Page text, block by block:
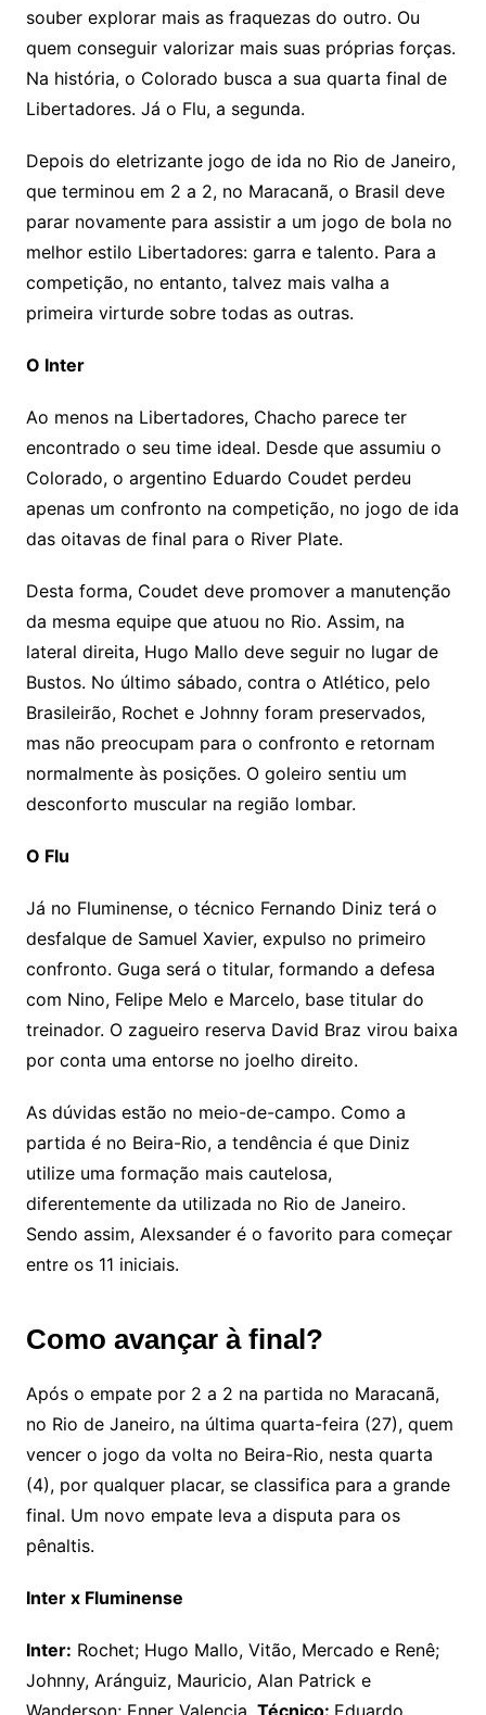
souber explorar mais as fraquezas do outro. Ou
quem conseguir valorizar mais suas próprias forças.
Na história, o Colorado busca a sua quarta final de
Libertadores. Já o Flu, a segunda.
Depois do eletrizante jogo de ida no Rio de Janeiro,
que terminou em 2 a 2, no Maracanã, o Brasil deve
parar novamente para assistir a um jogo de bola no
melhor estilo Libertadores: garra e talento. Para a
competição, no entanto, talvez mais valha a
primeira virturde sobre todas as outras.
O Inter
Ao menos na Libertadores, Chacho parece ter
encontrado o seu time ideal. Desde que assumiu o
Colorado, o argentino Eduardo Coudet perdeu
apenas um confronto na competição, no jogo de ida
das oitavas de final para o River Plate.
Desta forma, Coudet deve promover a manutenção
da mesma equipe que atuou no Rio. Assim, na
lateral direita, Hugo Mallo deve seguir no lugar de
Bustos. No último sábado, contra o Atlético, pelo
Brasileirão, Rochet e Johnny foram preservados,
mas não preocupam para o confronto e retornam
normalmente às posições. O goleiro sentiu um
desconforto muscular na região lombar.
O Flu
Já no Fluminense, o técnico Fernando Diniz terá o
desfalque de Samuel Xavier, expulso no primeiro
confronto. Guga será o titular, formando a defesa
com Nino, Felipe Melo e Marcelo, base titular do
treinador. O zagueiro reserva David Braz virou baixa
por conta uma entorse no joelho direito.
As dúvidas estão no meio-de-campo. Como a
partida é no Beira-Rio, a tendência é que Diniz
utilize uma formação mais cautelosa,
diferentemente da utilizada no Rio de Janeiro.
Sendo assim, Alexsander é o favorito para começar
entre os 11 iniciais.
Como avançar à final?
Após o empate por 2 a 2 na partida no Maracanã,
no Rio de Janeiro, na última quarta-feira (27), quem
vencer o jogo da volta no Beira-Rio, nesta quarta
(4), por qualquer placar, se classifica para a grande
final. Um novo empate leva a disputa para os
pênaltis.
Inter x Fluminense
Inter: Rochet; Hugo Mallo, Vitão, Mercado e Renê;
Johnny, Aránguiz, Mauricio, Alan Patrick e